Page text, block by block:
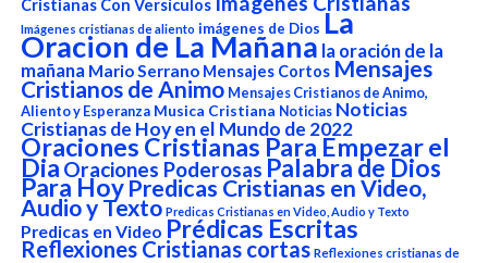
Cristianas Con Versículos
Imágenes cristianas de aliento imágenes de Dios La
Oracion de La Mañana la oración de la
mañana Mario Serrano Mensajes Cortos Mensajes
Cristianos de Animo Mensajes Cristianos de Animo,
Aliento y Esperanza Musica Cristiana Noticias Noticias
Cristianas de Hoy en el Mundo de 2022
Oraciones Cristianas Para Empezar el
Dia Oraciones Poderosas Palabra de Dios
Para Hoy Predicas Cristianas en Video,
Audio y Texto Predicas Cristianas en Video, Audio y Texto
Predicas en Video Prédicas Escritas
Reflexiones Cristianas cortas Reflexiones cristianas de